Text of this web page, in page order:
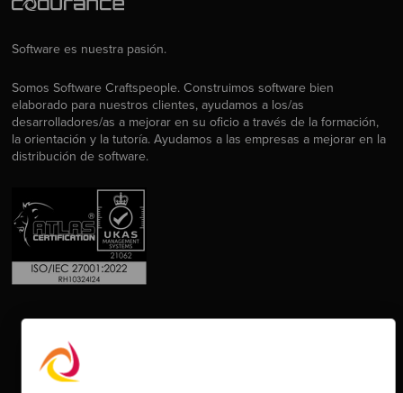
Software es nuestra pasión.
Somos Software Craftspeople. Construimos software bien
elaborado para nuestros clientes, ayudamos a los/as
desarrolladores/as a mejorar en su oficio a través de la formación,
la orientación y la tutoría. Ayudamos a las empresas a mejorar en la
distribución de software.